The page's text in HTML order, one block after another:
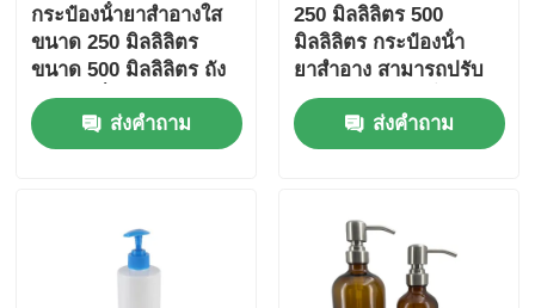
กระป๋องน้ํายาสําอางใส
ขนาด 250 มิลลิลิตร
ขนาด 500 มิลลิลิตร ถัง
บรรจุเครื่องสําอาง
ส่งคำถาม
250 มิลลิลิตร 500
มิลลิลิตร กระป๋องน้ํา
ยาสําอาง สามารถปรับ
แต่งได้ กระป๋องน้ํายาใส
ที่มีหัวปั๊มทองส่งคำถาม